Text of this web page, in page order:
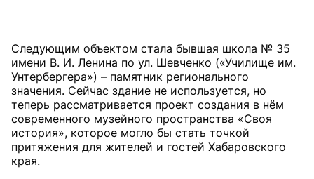
Следующим объектом стала бывшая школа № 35
имени В. И. Ленина по ул. Шевченко («Училище им.
Унтербергера») – памятник регионального
значения. Сейчас здание не используется, но
теперь рассматривается проект создания в нём
современного музейного пространства «Своя
история», которое могло бы стать точкой
притяжения для жителей и гостей Хабаровского
края.